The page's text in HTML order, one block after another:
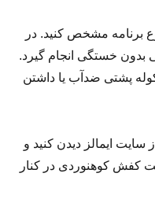
برنامه مشخص کنید. در
بدون خستگی انجام گیرد.
پشتی ضدآب یا داشتن
ایمالز دیدن کنید و
کفش کوهنوردی در کنار